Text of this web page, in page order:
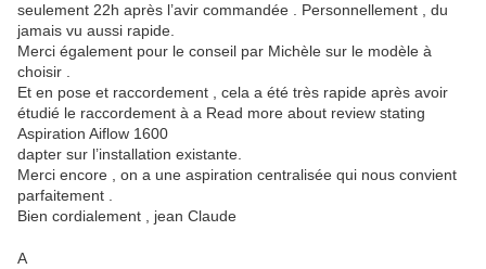
seulement 22h après l’avir commandée . Personnellement , du
jamais vu aussi rapide.
Merci également pour le conseil par Michèle sur le modèle à
choisir .
Et en pose et raccordement , cela a été très rapide après avoir
étudié le raccordement à a Read more about review stating
Aspiration Aiflow 1600
dapter sur l’installation existante.
Merci encore , on a une aspiration centralisée qui nous convient
parfaitement .
Bien cordialement , jean Claude
A